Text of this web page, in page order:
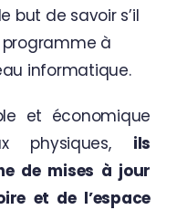
but de savoir s’il
à
informatique.
et économique
physiques, ils
de mises à jour
et de l’espace